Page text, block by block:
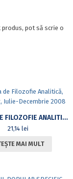
pot să scrie o
REVISTA DE FILOZOFIE ANALITICĂ, VOL. II, NR. 2, IULIE-DECEMBRIE 2008
21,14lei
MAI MULT